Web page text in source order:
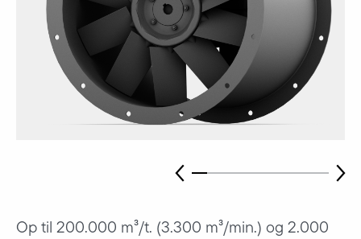
Op til 200.000 m³/t. (3.300 m³/min.) og 2.000